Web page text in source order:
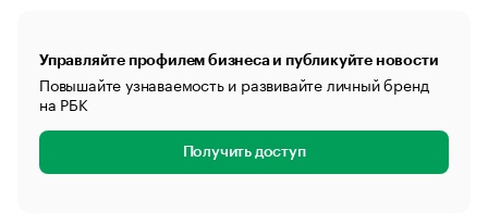
Управляйте профилем бизнеса и публикуйте новости
Повышайте узнаваемость и развивайте личный бренд
на РБК
Получить доступ